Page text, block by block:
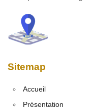
Sitemap
Accueil
Présentation